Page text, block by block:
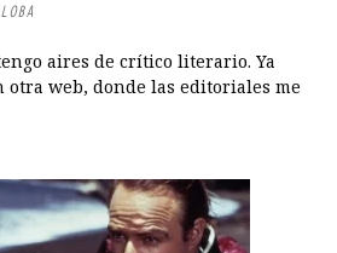
aires de crítico literario. Ya
otra web, donde las editoriales me